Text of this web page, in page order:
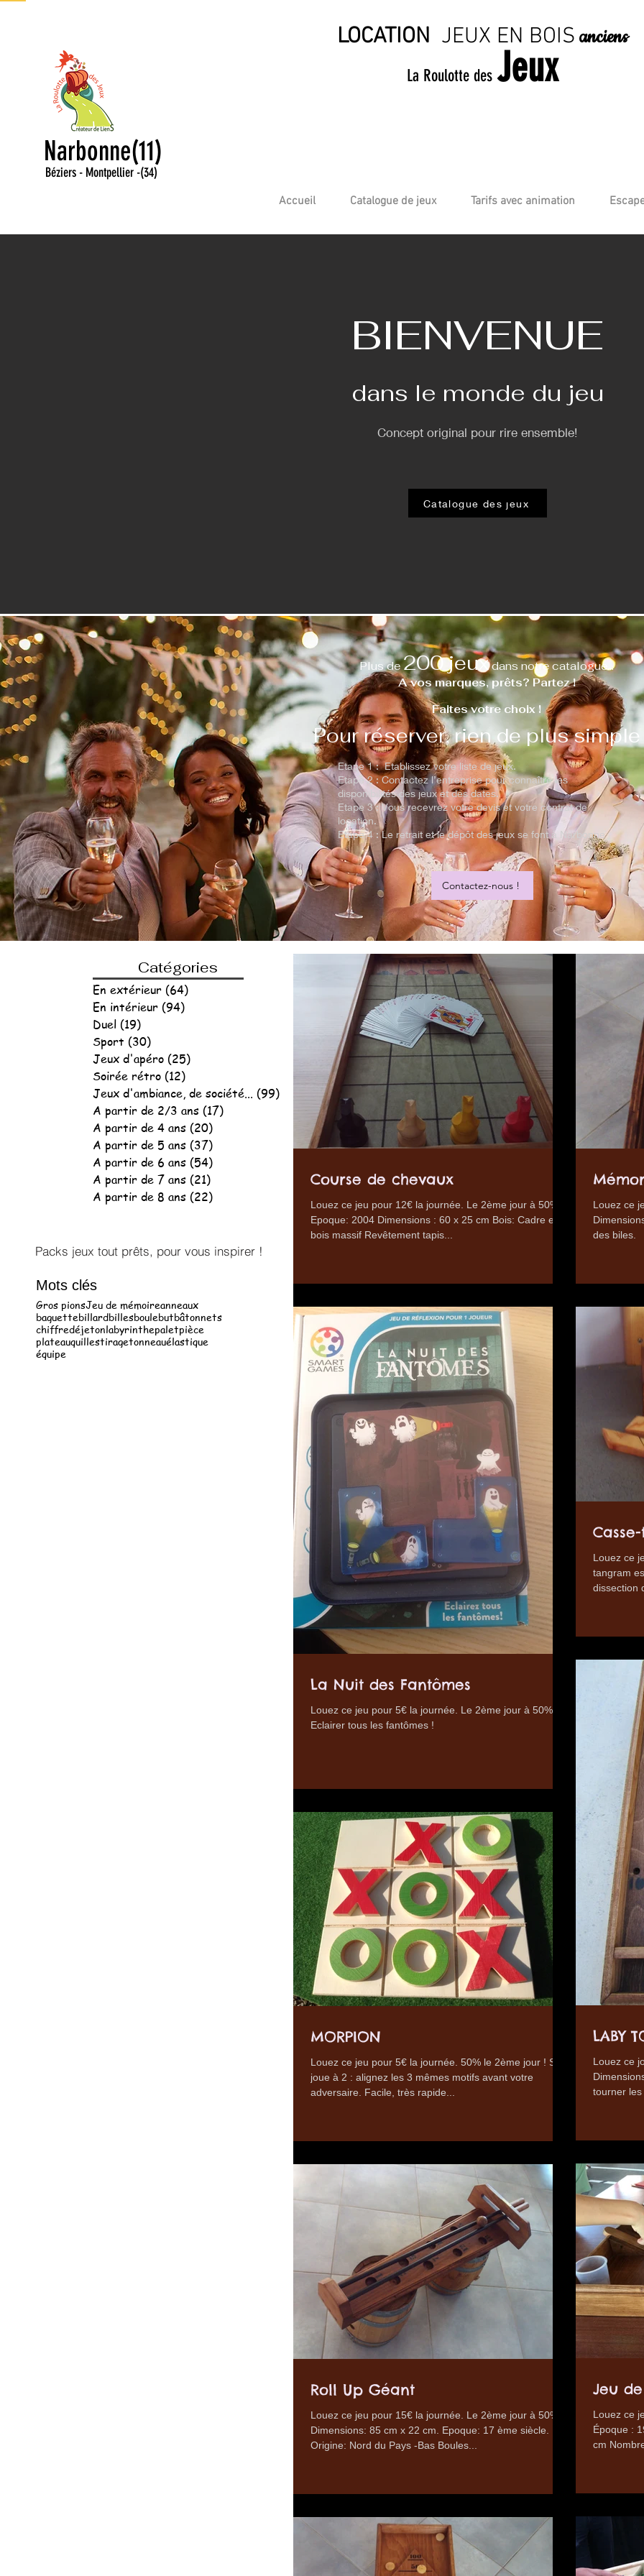
LOCATION JEUX EN BOIS anciens
La Roulotte des Jeux
Narbonne(11)
Béziers - Montpellier -(34)
Accueil Catalogue de jeux Tarifs avec animation
BIENVENUE
dans le monde du jeu
Concept original pour rire ensemble!
Catalogue des jeux
Plus de200 jeuxdans notre catalogue...
A vos marques, prêts? Partez !
Faites votre choix !
Pour réserver, rien de plus simple
Etape 1 : Etablissez votre liste de jeux.
Etape 2 : Contactez l’entreprise pour connaître les
disponibilités des jeux et des dates.
Etape 3 : Vous recevrez votre devis et votre contrat de
location.
Etape 4 : Le retrait et le dépôt des jeux se font à Narbonne
Contactez-nous !
Catégories
En extérieur (64)
En intérieur (94)
Duel (19)
Sport (30)
Jeux d'apéro (25)
Soirée rétro (12)
Jeux d'ambiance, de société... (99) 99 posts
A partir de 2/3 ans (17)
A partir de 4 ans (20)
A partir de 5 ans (37)
A partir de 6 ans (54)
A partir de 7 ans (21)
A partir de 8 ans (22)
Packs jeux tout prêts, pour vous inspirer !
Mots clés
Gros pionsJeu de mémoireanneaux
baguettebillardbillesboulebutbâtonnets
chiffredéjetonlabyrinthepaletpièce
plateauquillestiragetonneauélastique
équipe
Course de chevaux
Louez ce jeu pour 12€ la journée. Le 2ème jour à 50%.
Epoque: 2004 Dimensions : 60 x 25 cm Bois: Cadre en
bois massif Revêtement tapis...
Louez ce
des biles.
La Nuit des Fantômes
Louez ce jeu pour 5€ la journée. Le 2ème jour à 50%.
Eclairer tous les fantômes !
Louez ce
tangram
dissection
MORPION
Louez ce jeu pour 5€ la journée. 50% le 2ème jour ! Se
joue à 2 : alignez les 3 mêmes motifs avant votre
adversaire. Facile, très rapide...
LABY
Louez ce
tourner
Roll Up Géant
Louez ce jeu pour 15€ la journée. Le 2ème jour à 50%.
Dimensions: 85 cm x 22 cm. Epoque: 17 ème siècle.
Origine: Nord du Pays -Bas Boules...
Jeu
Louez ce
Époque :
cm